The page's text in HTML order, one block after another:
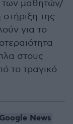
των μαθητών/
της
για το
στους
το τραγικό
News